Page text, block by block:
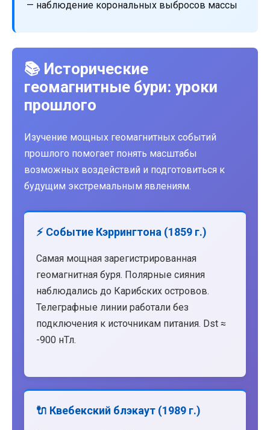
— наблюдение корональных выбросов массы
📚 Исторические
геомагнитные бури: уроки
прошлого
Изучение мощных геомагнитных событий
прошлого помогает понять масштабы
возможных воздействий и подготовиться к
будущим экстремальным явлениям.
⚡ Событие Кэррингтона (1859 г.)
Самая мощная зарегистрированная
геомагнитная буря. Полярные сияния
наблюдались до Карибских островов.
Телеграфные линии работали без
подключения к источникам питания. Dst ≈
-900 нТл.
🔌 Квебекский блэкаут (1989 г.)